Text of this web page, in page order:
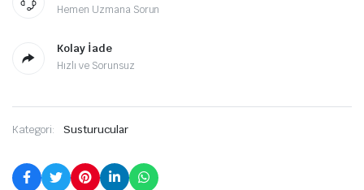
Hemen Uzmana Sorun
Kolay İade
Hızlı ve Sorunsuz
Kategori: Susturucular